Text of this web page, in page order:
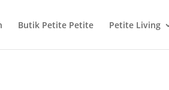
Butik Petite Petite Petite Living